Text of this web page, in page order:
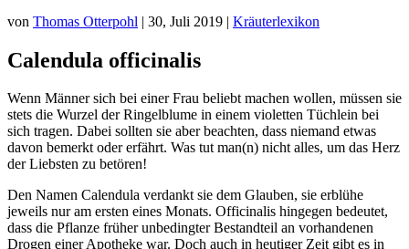
von Thomas Otterpohl | 30, Juli 2019 | Kräuterlexikon
Calendula officinalis
Wenn Männer sich bei einer Frau beliebt machen wollen, müssen sie
stets die Wurzel der Ringelblume in einem violetten Tüchlein bei
sich tragen. Dabei sollten sie aber beachten, dass niemand etwas
davon bemerkt oder erfährt. Was tut man(n) nicht alles, um das Herz
der Liebsten zu betören!
Den Namen Calendula verdankt sie dem Glauben, sie erblühe
jeweils nur am ersten eines Monats. Officinalis hingegen bedeutet,
dass die Pflanze früher unbedingter Bestandteil an vorhandenen
Drogen einer Apotheke war. Doch auch in heutiger Zeit gibt es in